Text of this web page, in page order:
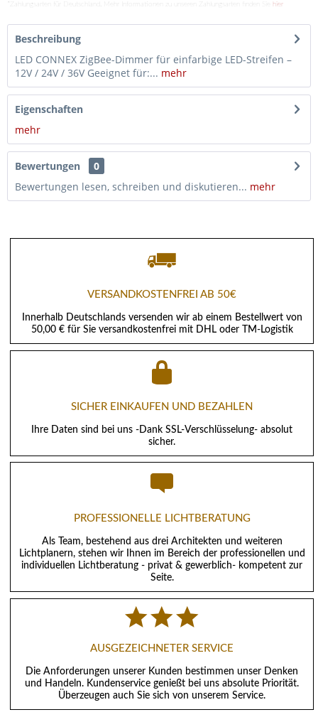
*Zahlungsarten für Deutschland. Mehr Informationen zu unseren Zahlungsarten finden Sie hier
Beschreibung
LED CONNEX ZigBee-Dimmer für einfarbige LED-Streifen –
12V / 24V / 36V Geeignet für:... mehr
Eigenschaften
mehr
Bewertungen
0
Bewertungen lesen, schreiben und diskutieren... mehr
VERSANDKOSTENFREI AB 50€
Innerhalb Deutschlands versenden wir ab einem Bestellwert von
50,00 € für Sie versandkostenfrei mit DHL oder TM-Logistik
SICHER EINKAUFEN UND BEZAHLEN
Ihre Daten sind bei uns -Dank SSL-Verschlüsselung- absolut
sicher.
PROFESSIONELLE LICHTBERATUNG
Als Team, bestehend aus drei Architekten und weiteren
Lichtplanern, stehen wir Ihnen im Bereich der professionellen und
individuellen Lichtberatung - privat & gewerblich- kompetent zur
Seite.
AUSGEZEICHNETER SERVICE
Die Anforderungen unserer Kunden bestimmen unser Denken
und Handeln. Kundenservice genießt bei uns absolute Priorität.
Überzeugen auch Sie sich von unserem Service.